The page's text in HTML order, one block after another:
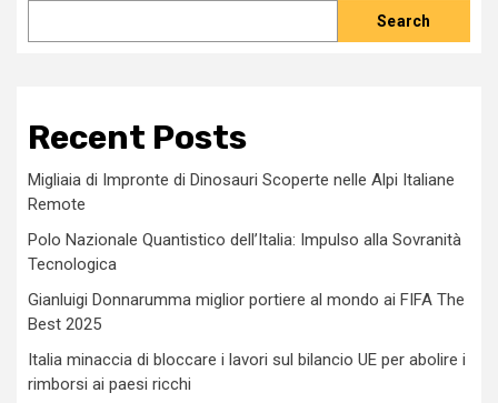
Search
Recent Posts
Migliaia di Impronte di Dinosauri Scoperte nelle Alpi Italiane
Remote
Polo Nazionale Quantistico dell’Italia: Impulso alla Sovranità
Tecnologica
Gianluigi Donnarumma miglior portiere al mondo ai FIFA The
Best 2025
Italia minaccia di bloccare i lavori sul bilancio UE per abolire i
rimborsi ai paesi ricchi